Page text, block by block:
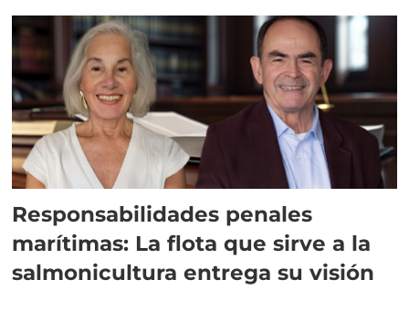
Responsabilidades penales
marítimas: La flota que sirve a la
salmonicultura entrega su visión